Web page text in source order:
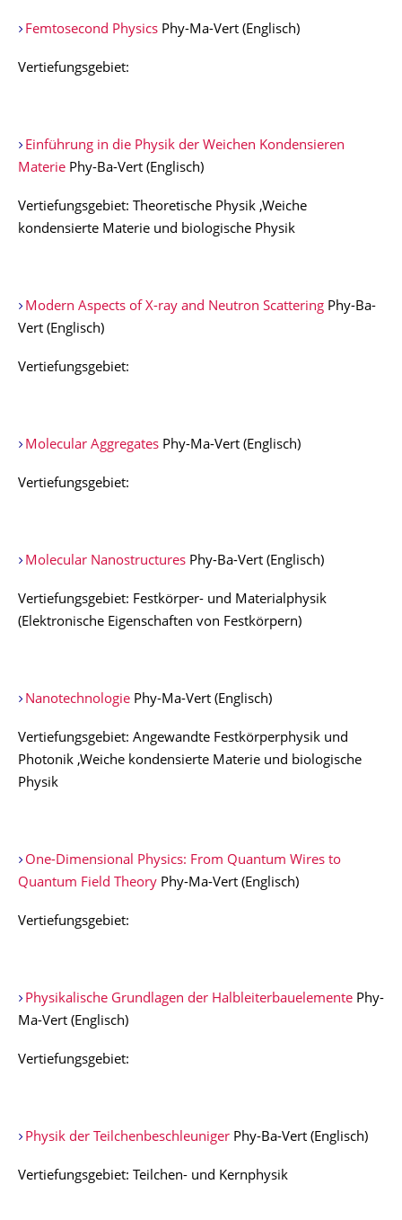
Femtosecond Physics Phy-Ma-Vert (Englisch)
Vertiefungsgebiet:
Einführung in die Physik der Weichen Kondensieren
Materie Phy-Ba-Vert (Englisch)
Vertiefungsgebiet: Theoretische Physik ,Weiche
kondensierte Materie und biologische Physik
Modern Aspects of X-ray and Neutron Scattering Phy-Ba-
Vert (Englisch)
Vertiefungsgebiet:
Molecular Aggregates Phy-Ma-Vert (Englisch)
Vertiefungsgebiet:
Molecular Nanostructures Phy-Ba-Vert (Englisch)
Vertiefungsgebiet: Festkörper- und Materialphysik
(Elektronische Eigenschaften von Festkörpern)
Nanotechnologie Phy-Ma-Vert (Englisch)
Vertiefungsgebiet: Angewandte Festkörperphysik und
Photonik ,Weiche kondensierte Materie und biologische
Physik
One-Dimensional Physics: From Quantum Wires to
Quantum Field Theory Phy-Ma-Vert (Englisch)
Vertiefungsgebiet:
Physikalische Grundlagen der Halbleiterbauelemente Phy-
Ma-Vert (Englisch)
Vertiefungsgebiet:
Physik der Teilchenbeschleuniger Phy-Ba-Vert (Englisch)
Vertiefungsgebiet: Teilchen- und Kernphysik